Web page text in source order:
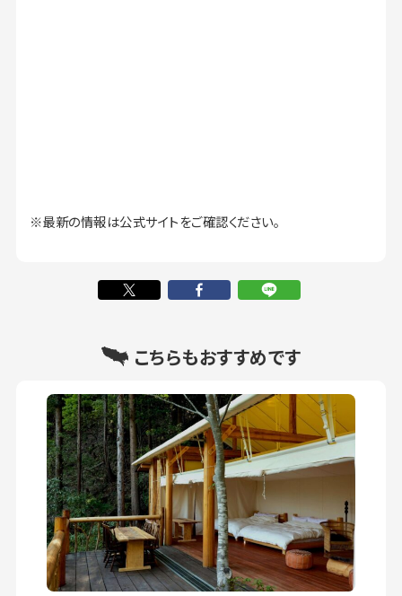
※最新の情報は公式サイトをご確認ください。
こちらもおすすめです